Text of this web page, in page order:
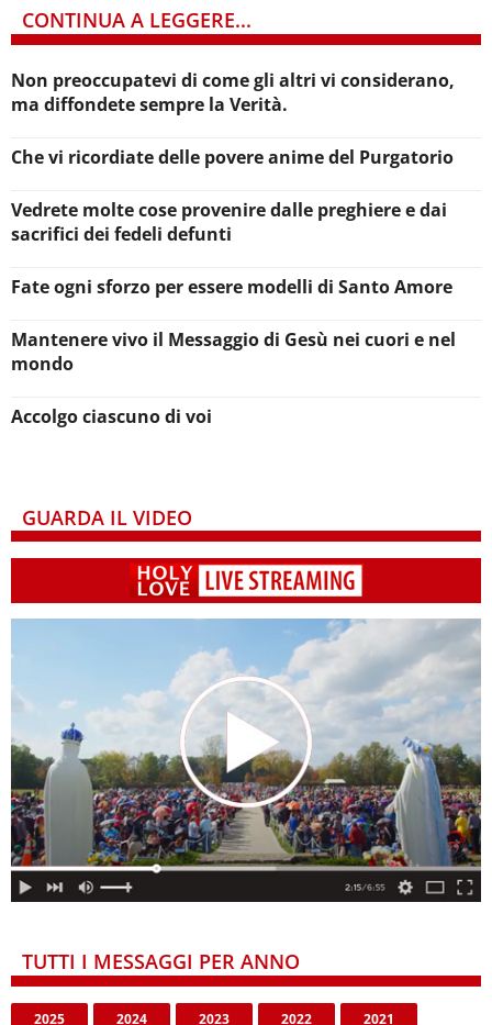
CONTINUA A LEGGERE...
Non preoccupatevi di come gli altri vi considerano,
ma diffondete sempre la Verità.
Che vi ricordiate delle povere anime del Purgatorio
Vedrete molte cose provenire dalle preghiere e dai
sacrifici dei fedeli defunti
Fate ogni sforzo per essere modelli di Santo Amore
Mantenere vivo il Messaggio di Gesù nei cuori e nel
mondo
Accolgo ciascuno di voi
GUARDA IL VIDEO
TUTTI I MESSAGGI PER ANNO
2025 2024 2023 2022 2021